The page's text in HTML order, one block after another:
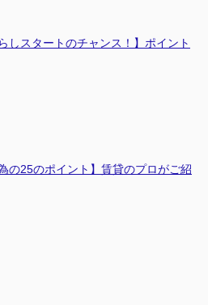
しスタートのチャンス！】ポイント
の25のポイント】賃貸のプロがご紹